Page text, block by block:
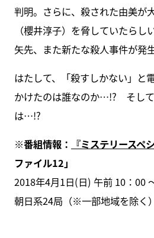
判明。さらに、殺された由美が
（櫻井淳子）を脅していたら
矢先、また新たな殺人事件が発
はたして、「殺すしかない」と
かけたのは誰なのか…!? そし
は…!?
※番組情報： 『ミステリースペ
ファイル12 」
2018年4月1日(日) 午前 10：00
朝日系24局（※一部地域を除く）